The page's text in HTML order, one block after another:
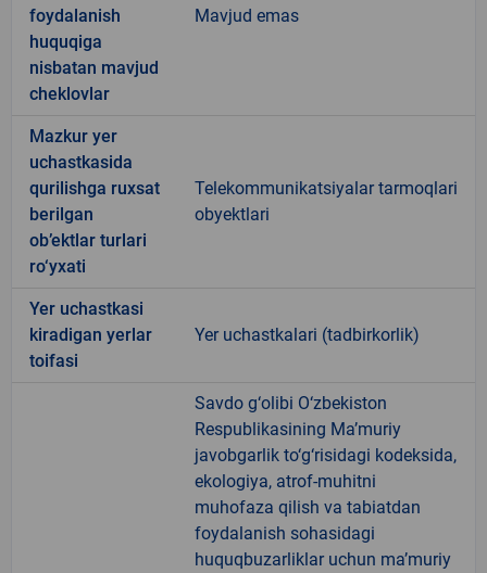
foydalanish
huquqiga
nisbatan mavjud
cheklovlar
Mavjud emas
Mazkur yer
uchastkasida
qurilishga ruxsat
berilgan
ob’ektlar turlari
ro‘yxati
Telekommunikatsiyalar tarmoqlari
obyektlari
Yer uchastkasi
kiradigan yerlar
toifasi
Yer uchastkalari (tadbirkorlik)
Savdo g‘olibi O‘zbekiston
Respublikasining Ma’muriy
javobgarlik to‘g‘risidagi kodeksida,
ekologiya, atrof-muhitni
muhofaza qilish va tabiatdan
foydalanish sohasidagi
huquqbuzarliklar uchun ma’muriy